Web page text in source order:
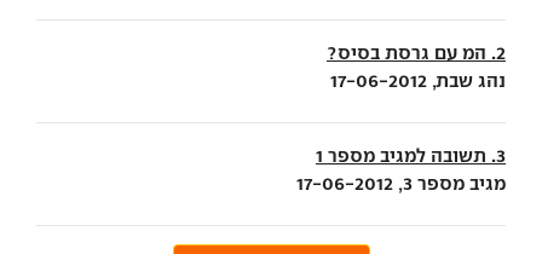
2. המ עם גרסת בסיס?
נהג שבת, 17-06-2012
3. תשובה למגיב מספר 1
מגיב מספר 3, 17-06-2012